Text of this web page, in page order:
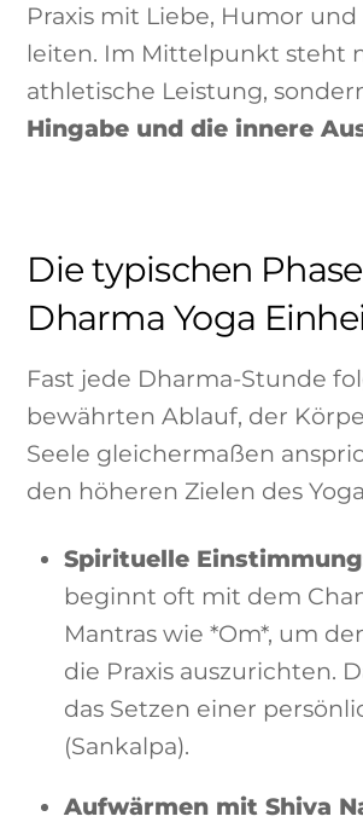
Praxis mit Liebe, Humor
leiten. Im Mittelpunkt steht
athletische Leistung,
Hingabe und die innere
Die typischen
Dharma Yoga
Fast jede Dharma-Stunde
bewährten Ablauf, der
Seele gleichermaßen
den höheren Zielen des
Spirituelle
beginnt oft mit dem
Mantras wie *Om*, um
die Praxis auszurichten.
das Setzen einer
(Sankalpa).
Aufwärmen mit Shiva